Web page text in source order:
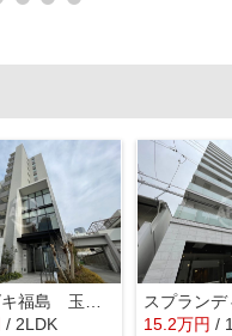
/ 2LDK 15.2万円 /